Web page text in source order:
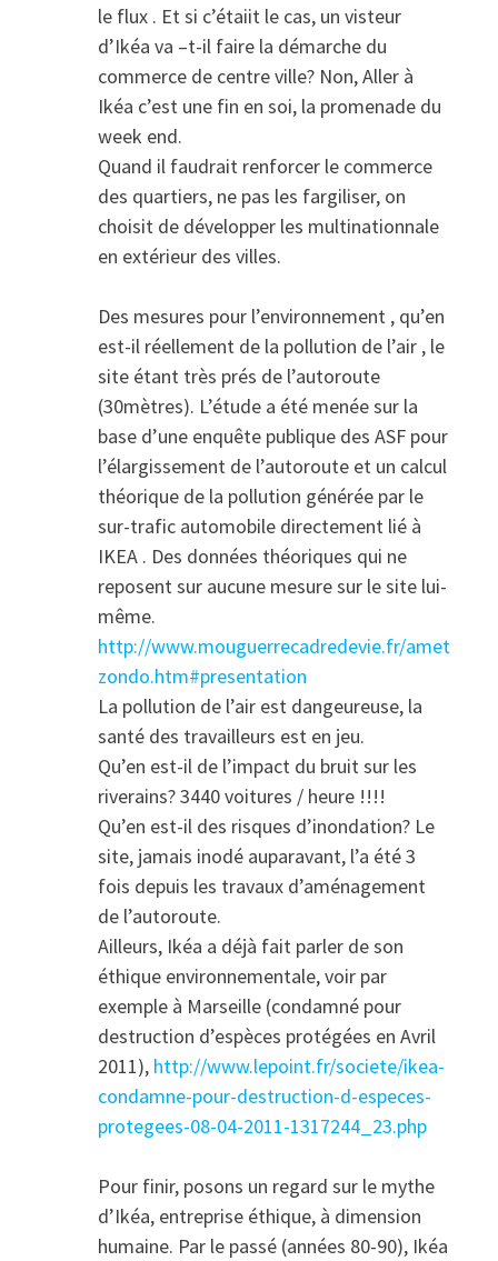
le flux . Et si c’étaiit le cas, un visteur
d’Ikéa va –t-il faire la démarche du
commerce de centre ville? Non, Aller à
Ikéa c’est une fin en soi, la promenade du
week end.
Quand il faudrait renforcer le commerce
des quartiers, ne pas les fargiliser, on
choisit de développer les multinationnale
en extérieur des villes.
Des mesures pour l’environnement , qu’en
est-il réellement de la pollution de l’air , le
site étant très prés de l’autoroute
(30mètres). L’étude a été menée sur la
base d’une enquête publique des ASF pour
l’élargissement de l’autoroute et un calcul
théorique de la pollution générée par le
sur-trafic automobile directement lié à
IKEA . Des données théoriques qui ne
reposent sur aucune mesure sur le site lui-
même.
http://www.mouguerrecadredevie.fr/amet
zondo.htm#presentation
La pollution de l’air est dangeureuse, la
santé des travailleurs est en jeu.
Qu’en est-il de l’impact du bruit sur les
riverains? 3440 voitures / heure !!!!
Qu’en est-il des risques d’inondation? Le
site, jamais inodé auparavant, l’a été 3
fois depuis les travaux d’aménagement
de l’autoroute.
Ailleurs, Ikéa a déjà fait parler de son
éthique environnementale, voir par
exemple à Marseille (condamné pour
destruction d’espèces protégées en Avril
2011), http://www.lepoint.fr/societe/ikea-
condamne-pour-destruction-d-especes-
protegees-08-04-2011-1317244_23.php
Pour finir, posons un regard sur le mythe
d’Ikéa, entreprise éthique, à dimension
humaine. Par le passé (années 80-90), Ikéa